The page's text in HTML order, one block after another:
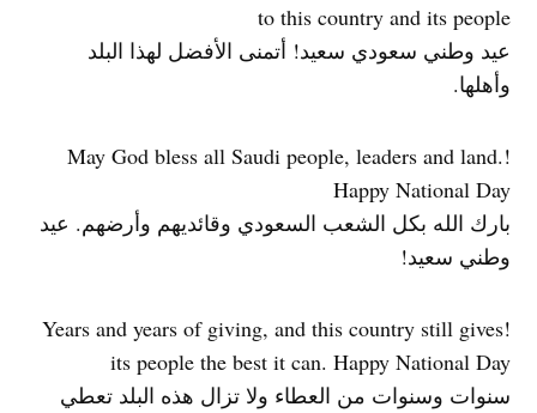
to this country and its people
عيد وطني سعودي سعيد! أتمنى الأفضل لهذا البلد
وأهلها.
!May God bless all Saudi people, leaders and land.
Happy National Day
بارك الله بكل الشعب السعودي وقائديهم وأرضهم. عيد
وطني سعيد!
!Years and years of giving, and this country still gives
its people the best it can. Happy National Day
سنوات وسنوات من العطاء ولا تزال هذه البلد تعطي